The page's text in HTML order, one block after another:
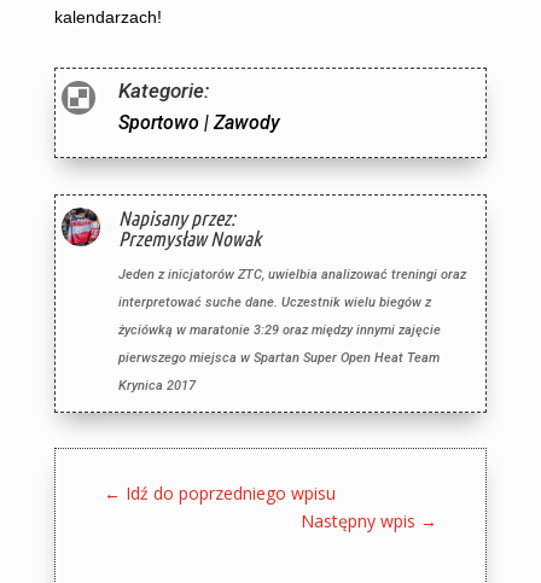
kalendarzach!
 Kategorie:
Sportowo|Zawody
Napisany przez:
Przemysław Nowak
Jeden z inicjatorów ZTC, uwielbia analizować treningi oraz
interpretować suche dane. Uczestnik wielu biegów z
życiówką w maratonie 3:29 oraz między innymi zajęcie
pierwszego miejsca w Spartan Super Open Heat Team
Krynica 2017
← Idź do poprzedniego wpisu
Następny wpis →